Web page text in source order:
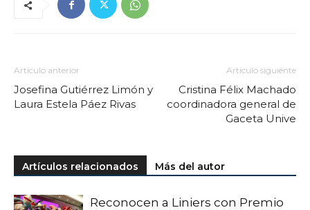
Artículo anterior
Josefina Gutiérrez Limón y
Laura Estela Páez Rivas
Artículo siguiente
Cristina Félix Machado
coordinadora general de
Gaceta Unive
Artículos relacionados Más del autor
Reconocen a Liniers con Premio